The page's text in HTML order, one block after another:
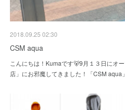
2018.09.25 02:30
CSM aqua
こんにちは！Kumaです🐻9月１３日に
店」にお邪魔してきました！「CSM